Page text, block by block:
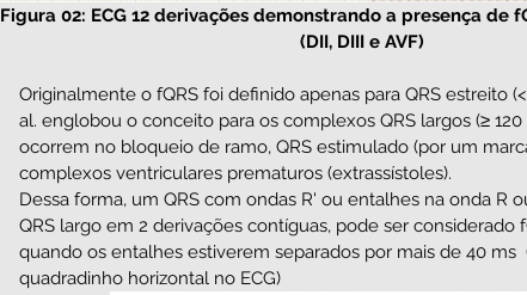
Figura 02: ECG 12 derivações demonstrando a presença de
(DII, DIII e AVF)
Originalmente o fQRS foi definido apenas para QRS estreito
al. englobou o conceito para os complexos QRS largos (≥
ocorrem no bloqueio de ramo, QRS estimulado (por um
complexos ventriculares prematuros (extrassístoles).
Dessa forma, um QRS com ondas R' ou entalhes na onda R
QRS largo em 2 derivações contíguas, pode ser considerado
quando os entalhes estiverem separados por mais de 40 ms
quadradinho horizontal no ECG)